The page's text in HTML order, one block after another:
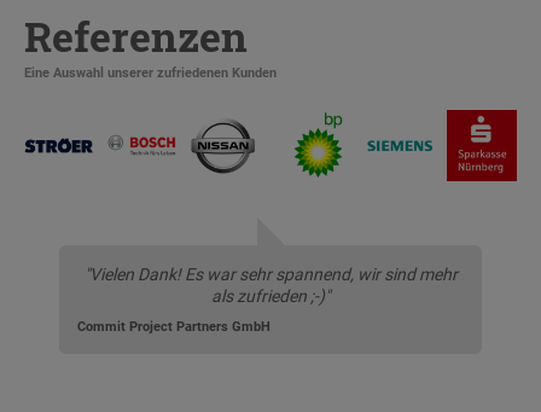
Referenzen
Eine Auswahl unserer zufriedenen Kunden
"Vielen Dank! Es war sehr spannend, wir sind mehr
als zufrieden ;-)"
Commit Project Partners GmbH